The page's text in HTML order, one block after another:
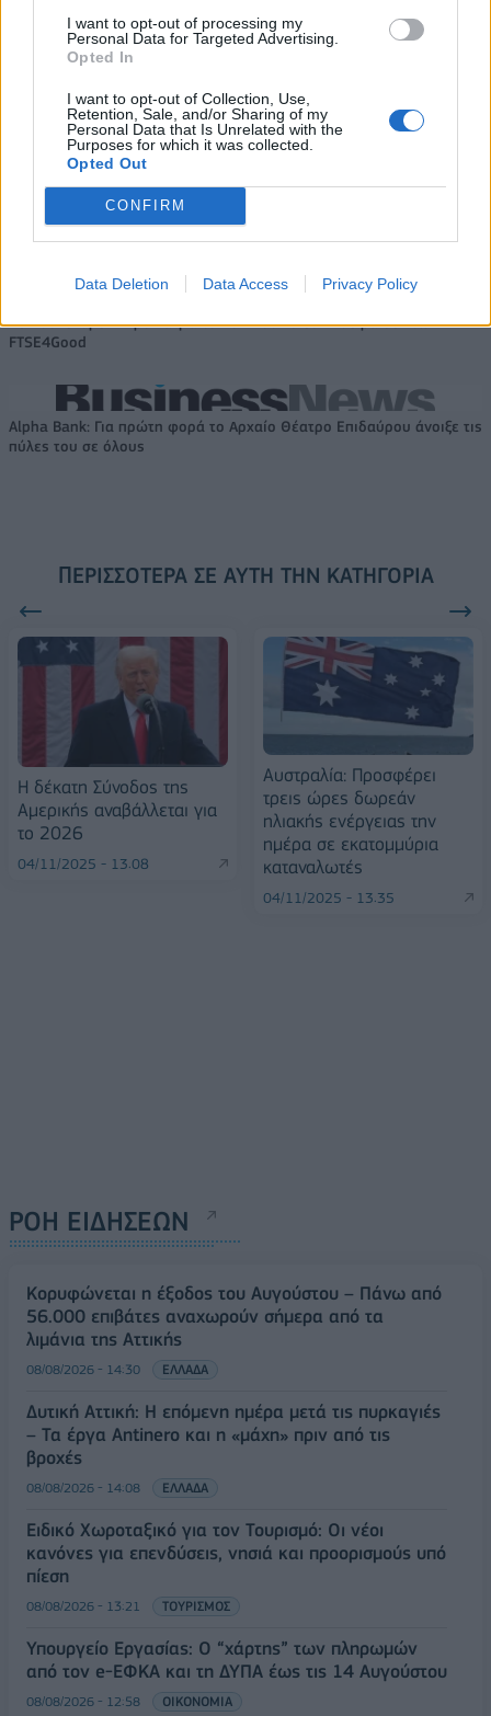
I want to opt-out of processing my
Personal Data for Targeted Advertising.
Opted In
I want to opt-out of Collection, Use,
Retention, Sale, and/or Sharing of my
Personal Data that Is Unrelated with the
Purposes for which it was collected.
Opted Out
CONFIRM
Data Deletion Data Access Privacy Policy
Η Chery επενδύει 75 εκατ. δολάρια στην KG Mobility
Το FIAT 500 Hybrid τώρα από
2028
18η συνεχόμενη χρονιά για τον ΟΤΕ στη διεθνή σειρά δεικτών
FTSE4Good
Alpha Bank: Για πρώτη φορά το Αρχαίο Θέατρο Επιδαύρου άνοιξε τις
πύλες του σε όλους
ΠΕΡΙΣΣΌΤΕΡΑ ΣΕ ΑΥΤΉ ΤΗΝ ΚΑΤΗΓΟΡΊΑ
Η δέκατη Σύνοδος της
Αμερικής αναβάλλεται για
το 2026
04/11/2025 - 13:08
Αυστραλία: Προσφέρει
τρεις ώρες δωρεάν
ηλιακής ενέργειας την
ημέρα σε εκατομμύρια
καταναλωτές
04/11/2025 - 13:35
ΡΟΗ ΕΙΔΗΣΕΩΝ
Κορυφώνεται η έξοδος του Αυγούστου – Πάνω από
56.000 επιβάτες αναχωρούν σήμερα από τα
λιμάνια της Αττικής
08/08/2026 - 14:30 ΕΛΛΑΔΑ
Δυτική Αττική: Η επόμενη ημέρα μετά τις πυρκαγιές
– Τα έργα Antinero και η «μάχη» πριν από τις
βροχές
08/08/2026 - 14:08 ΕΛΛΑΔΑ
Ειδικό Χωροταξικό για τον Τουρισμό: Οι νέοι
κανόνες για επενδύσεις, νησιά και προορισμούς υπό
πίεση
08/08/2026 - 13:21 ΤΟΥΡΙΣΜΟΣ
Υπουργείο Εργασίας: Ο “χάρτης” των πληρωμών
από τον e-ΕΦΚΑ και τη ΔΥΠΑ έως τις 14 Αυγούστου
08/08/2026 - 12:58 ΟΙΚΟΝΟΜΙΑ